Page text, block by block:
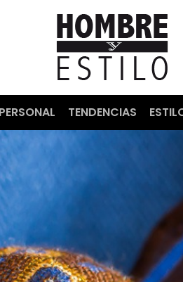
TENDENCIAS